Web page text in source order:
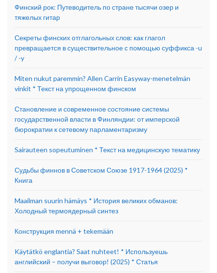
Финский рок: Путеводитель по стране тысячи озер и
тяжелых гитар
Секреты финских отглагольных слов: как глагол
превращается в существительное с помощью суффикса -u
/ -y
Miten nukut paremmin? Allen Carrin Easyway-menetelmän
vinkit * Текст на упрощенном финском
Становление и современное состояние системы
государственной власти в Финляндии: от имперской
бюрократии к сетевому парламентаризму
Sairauteen sopeutuminen * Текст на медицинскую тематику
Судьбы финнов в Советском Союзе 1917-1964 (2025) *
Книга
Maailman suurin hämäys * История великих обманов:
Холодный термоядерный синтез
Конструкция mennä + tekemään
Käytätkö englantia? Saat nuhteet! * Используешь
английский – получи выговор! (2025) * Статья